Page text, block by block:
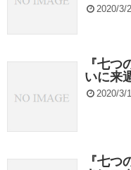
2020/3/
『七
いに来
2020/3/
『七つ